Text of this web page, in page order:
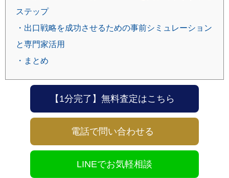
ステップ
・出口戦略を成功させるための事前シミュレーション
と専門家活用
・まとめ
【1分完了】無料査定はこちら
電話で問い合わせる
LINEでお気軽相談